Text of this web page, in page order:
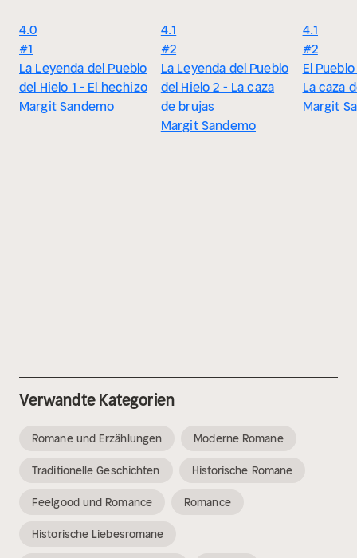
4.0
#1
La Leyenda del Pueblo
del Hielo 1 - El hechizo
Margit Sandemo
4.1
#2
La Leyenda del Pueblo
del Hielo 2 - La caza
de brujas
Margit Sandemo
4.1
#2
El
La caza
Margit
Verwandte Kategorien
Romane und Erzählungen Moderne Romane
Traditionelle Geschichten Historische Romane
Feelgood und Romance Romance
Historische Liebesromane